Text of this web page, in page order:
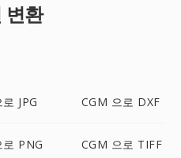
변환
JPG CGM 으로 DXF
PNG CGM 으로 TIFF